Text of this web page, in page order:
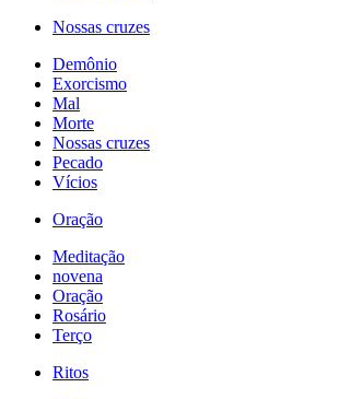
Nossas cruzes
Demônio
Exorcismo
Mal
Morte
Nossas cruzes
Pecado
Vícios
Oração
Meditação
novena
Oração
Rosário
Terço
Ritos